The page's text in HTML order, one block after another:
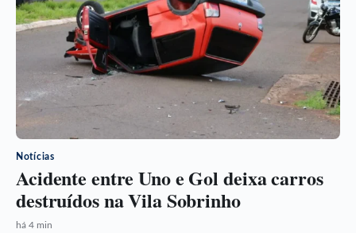
Notícias
Acidente entre Uno e Gol deixa carros
destruídos na Vila Sobrinho
há 4 min